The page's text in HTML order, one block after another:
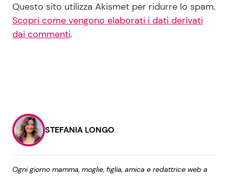
Questo sito utilizza Akismet per ridurre lo spam.
Scopri come vengono elaborati i dati derivati
dai commenti.
STEFANIA LONGO
Ogni giorno mamma, moglie, figlia, amica e redattrice web a